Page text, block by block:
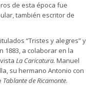
de esta época fue
también escritor de
“Tristes y alegres” y
1883, a colaborar en la
La Caricatura. Manuel
su hermano Antonio con
Tablante de Ricamonte.